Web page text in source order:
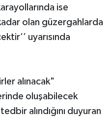
ise
olan güzergahlarda
uyarısında
alınacak"
oluşabilecek
alındığını duyuran